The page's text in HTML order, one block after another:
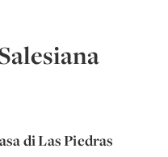
di Las Piedras